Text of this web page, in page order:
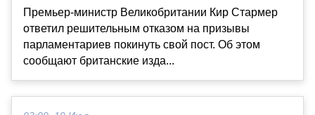
Премьер-министр Великобритании Кир Стармер
ответил решительным отказом на призывы
парламентариев покинуть свой пост. Об этом
сообщают британские изда...